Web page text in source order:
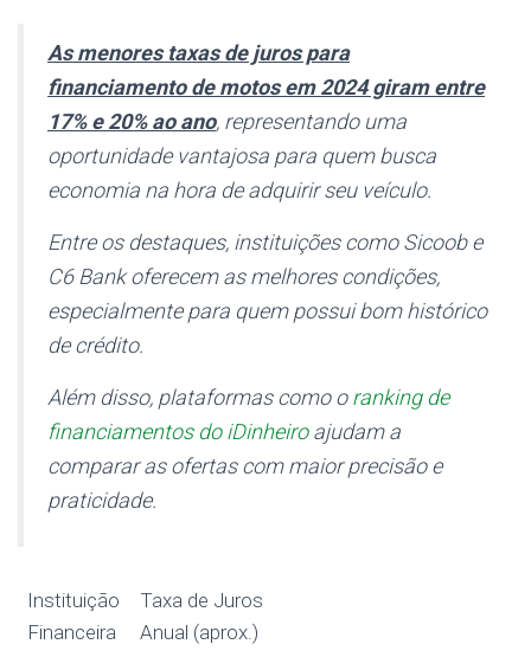
As menores taxas de juros para
financiamento de motos em 2024 giram entre
17% e 20% ao ano, representando uma
oportunidade vantajosa para quem busca
economia na hora de adquirir seu veículo.
Entre os destaques, instituições como Sicoob e
C6 Bank oferecem as melhores condições,
especialmente para quem possui bom histórico
de crédito.
Além disso, plataformas como oranking de
financiamentos do iDinheiroajudam a
comparar as ofertas com maior precisão e
praticidade.
Instituição
Financeira
Taxa de Juros
Anual (aprox.)